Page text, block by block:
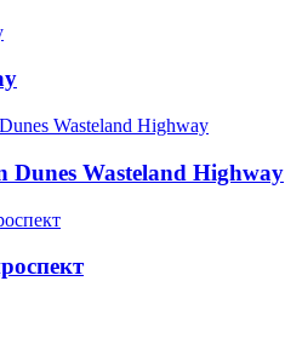
Dunes Wasteland Highway